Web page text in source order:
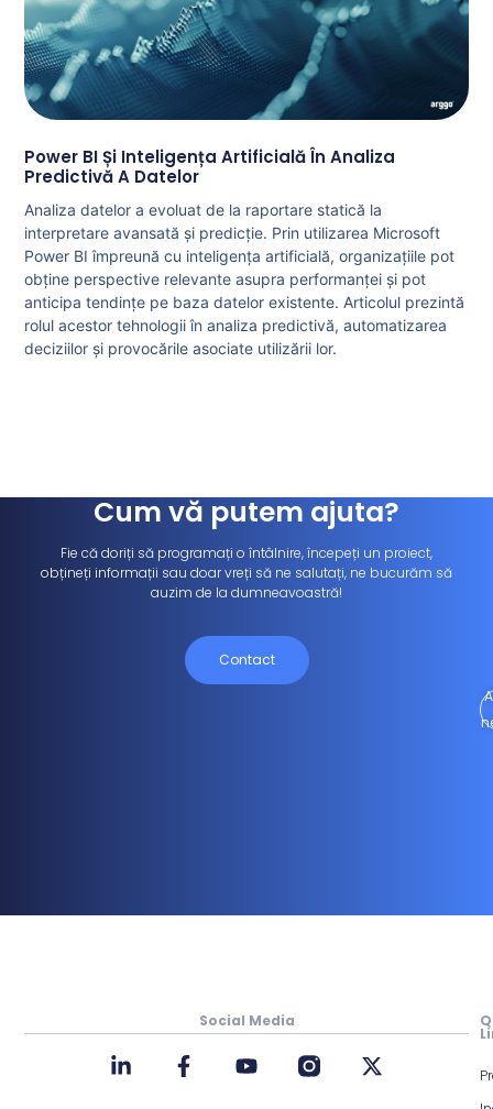
Power BI Și Inteligența Artificială În Analiza
Predictivă A Datelor
Analiza datelor a evoluat de la raportare statică la
interpretare avansată și predicție. Prin utilizarea Microsoft
Power BI împreună cu inteligența artificială, organizațiile pot
obține perspective relevante asupra performanței și pot
anticipa tendințe pe baza datelor existente. Articolul prezintă
rolul acestor tehnologii în analiza predictivă, automatizarea
deciziilor și provocările asociate utilizării lor.
Cum vă putem ajuta?
Fie că doriți să programați o întâlnire, începeți un proiect,
obțineți informații sau doar vreți să ne salutați, ne bucurăm să
auzim de la dumneavoastră!
Contact
Social Media